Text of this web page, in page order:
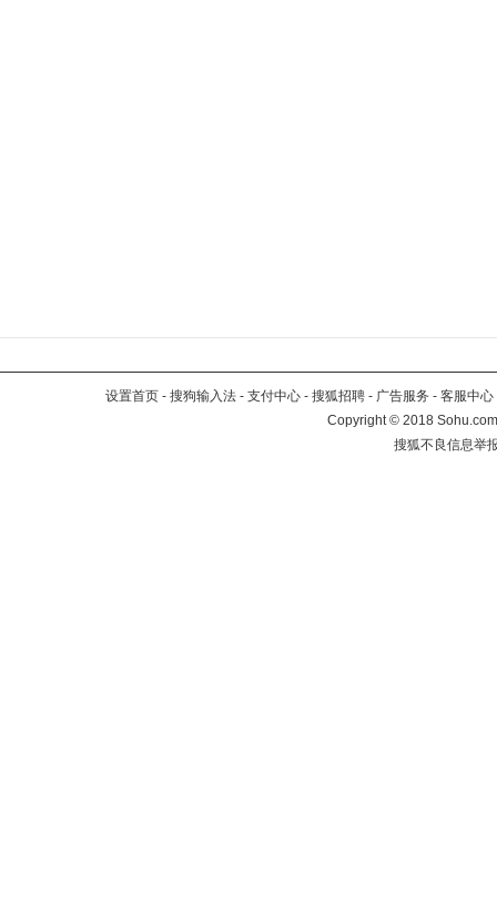
设置首页 - 搜狗输入法 - 支付中心 - 搜狐招聘 - 广告服务 - 客服中心
Copyright©2018
搜狐不良信息举